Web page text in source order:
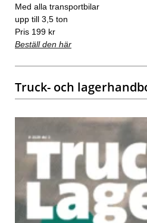
Med alla transportbilar
upp till 3,5 ton
Pris 199 kr
Beställ den här
Truck- och